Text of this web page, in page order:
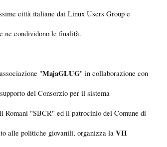
città italiane dai Linux Users Group e
ne condividono le finalità.
"MajaGLUG" in collaborazione con
del Consorzio per il sistema
Romani "SBCR" ed il patrocinio del Comune di
alle politiche giovanili, organizza la VII